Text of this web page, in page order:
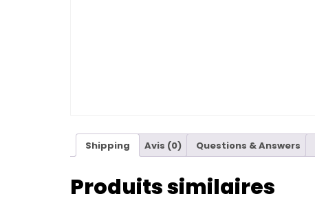
Shipping Avis (0) Questions & Answers
Produits similaires